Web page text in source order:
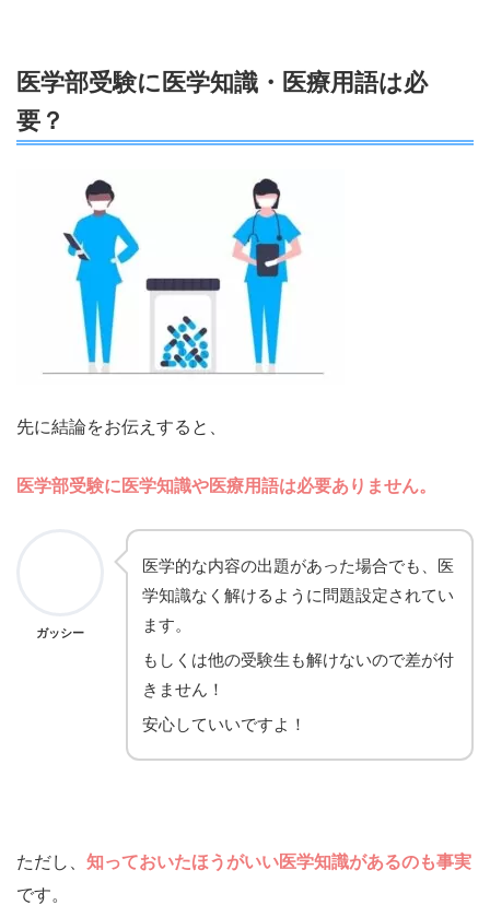
医学部受験に医学知識・医療用語は必
要？
先に結論をお伝えすると、
医学部受験に医学知識や医療用語は必要ありません。
ガッシー
医学的な内容の出題があった場合でも、医
学知識なく解けるように問題設定されてい
ます。
もしくは他の受験生も解けないので差が付
きません！
安心していいですよ！
ただし、 知っておいたほうがいい医学知識があるのも事実
です。